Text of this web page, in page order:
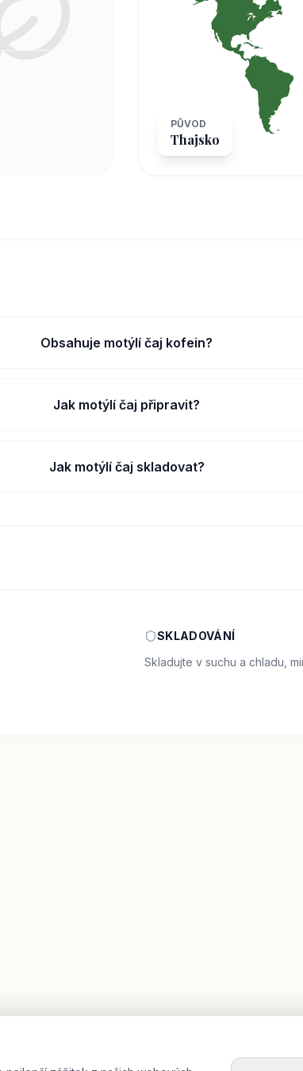
PŮVOD
Thajsko
Obsahuje motýlí čaj kofein?
Jak motýlí čaj připravit?
Jak motýlí čaj skladovat?
SKLADOVÁNÍ
Skladujte v suchu a chladu,